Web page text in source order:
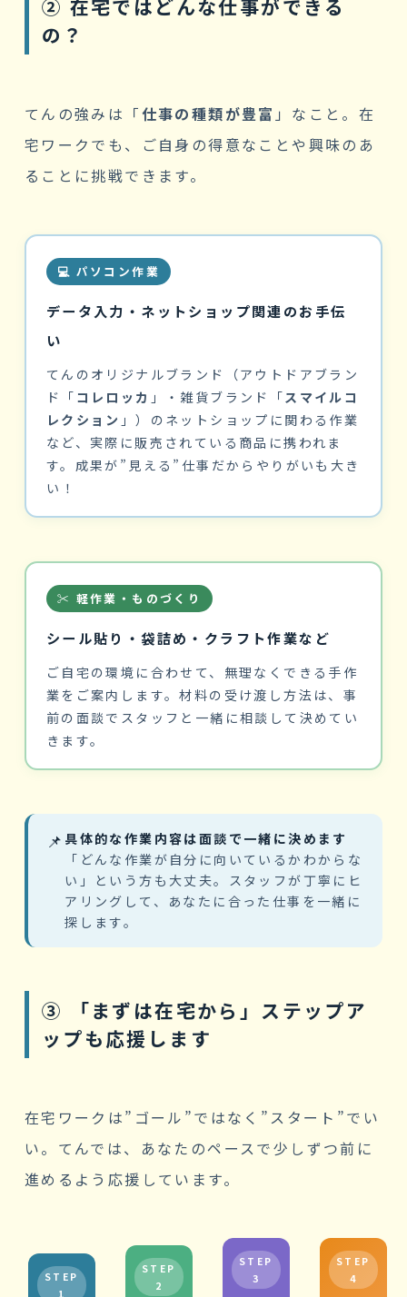
② 在宅ではどんな仕事ができる
の？
てんの強みは「仕事の種類が豊富 」なこと。在
宅ワークでも、ご自身の得意なことや興味のあ
ることに挑戦できます。
💻 パソコン作業
データ入力・ネットショップ関連のお手伝
い
てんのオリジナルブランド（アウトドアブラン
ド「 コレロッカ 」・雑貨ブランド「 スマイルコ
レクション 」）のネットショップに関わる作業
など、実際に販売されている商品に携われま
す。成果が”見える”仕事だからやりがいも大き
い！
✂️ 軽作業・ものづくり
シール貼り・袋詰め・クラフト作業など
ご自宅の環境に合わせて、無理なくできる手作
業をご案内します。材料の受け渡し方法は、事
前の面談でスタッフと一緒に相談して決めてい
きます。
📌 具体的な作業内容は面談で一緒に決めます
「どんな作業が自分に向いているかわからな
い」という方も大丈夫。スタッフが丁寧にヒ
アリングして、あなたに合った仕事を一緒に
探します。
③ 「まずは在宅から」ステップア
ップも応援します
在宅ワークは”ゴール”ではなく”スタート”でい
い。てんでは、あなたのペースで少しずつ前に
進めるよう応援しています。
STEP
1
STEP
2
STEP
3
STEP
4